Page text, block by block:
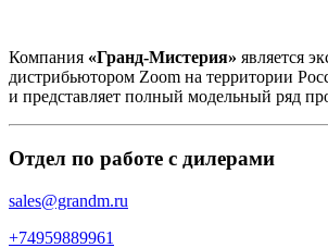
Компания «Гранд-Мистерия» является
дистрибьютором Zoom на территории
и представляет полный модельный ряд
Отдел по работе с дилерами
sales@grandm.ru
+74959889961